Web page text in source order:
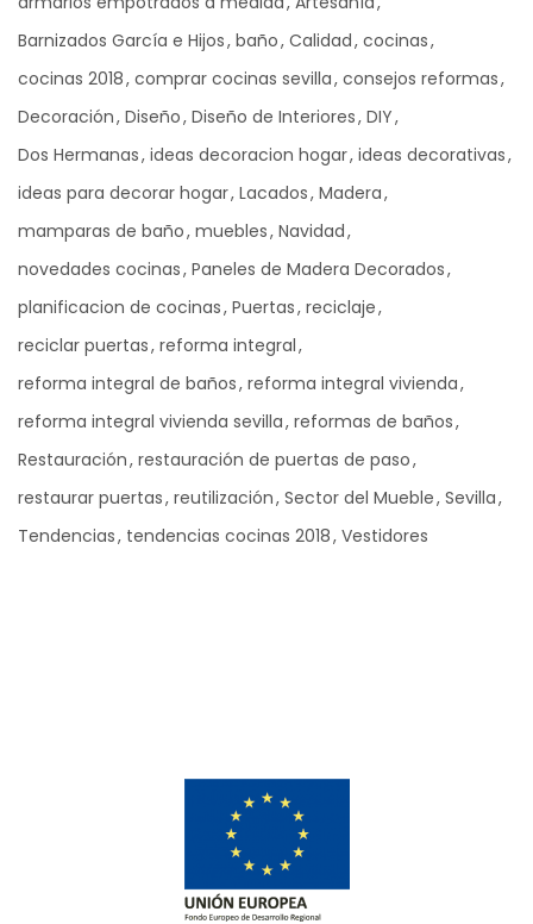
Barnizados García e Hijos baño Calidad cocinas
cocinas 2018 comprar cocinas sevilla consejos reformas
Decoración Diseño Diseño de Interiores DIY
Dos Hermanas ideas decoracion hogar ideas decorativas
ideas para decorar hogar Lacados Madera
mamparas de baño muebles Navidad
novedades cocinas Paneles de Madera Decorados
planificacion de cocinas Puertas reciclaje
reciclar puertas reforma integral
reforma integral de baños reforma integral vivienda
reforma integral vivienda sevilla reformas de baños
Restauración restauración de puertas de paso
restaurar puertas reutilización Sector del Mueble Sevilla
Tendencias tendencias cocinas 2018 Vestidores